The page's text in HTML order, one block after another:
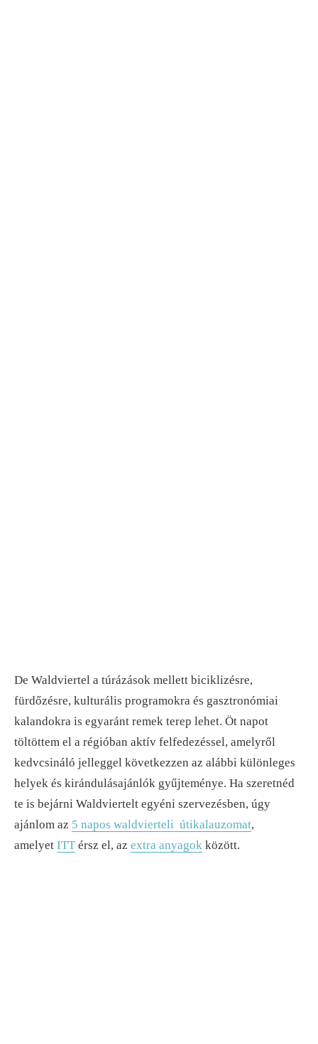
De Waldviertel a túrázások mellett biciklizésre,
fürdőzésre, kulturális programokra és gasztronómiai
kalandokra is egyaránt remek terep lehet. Öt napot
töltöttem el a régióban aktív felfedezéssel, amelyről
kedvcsináló jelleggel következzen az alábbi különleges
helyek és kirándulásajánlók gyűjteménye. Ha szeretnéd
te is bejárni Waldviertelt egyéni szervezésben, úgy
ajánlom az 5 napos waldvierteli útikalauzomat,
amelyet ITT érsz el, az extra anyagok között.